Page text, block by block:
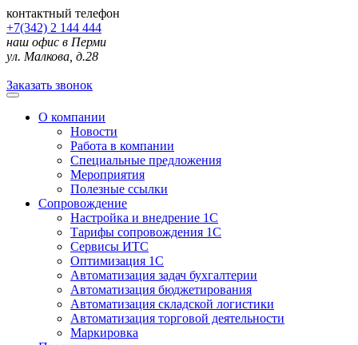
контактный телефон
+7(342) 2 144 444
наш офис в Перми
ул. Малкова, д.28
Заказать звонок
О компании
Новости
Работа в компании
Специальные предложения
Мероприятия
Полезные ссылки
Сопровождение
Настройка и внедрение 1С
Тарифы сопровождения 1С
Сервисы ИТС
Оптимизация 1С
Автоматизация задач бухгалтерии
Автоматизация бюджетирования
Автоматизация складской логистики
Автоматизация торговой деятельности
Маркировка